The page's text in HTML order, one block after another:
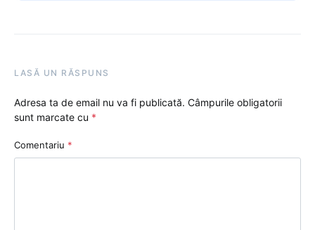
LASĂ UN RĂSPUNS
Adresa ta de email nu va fi publicată. Câmpurile obligatorii
sunt marcate cu *
Comentariu *